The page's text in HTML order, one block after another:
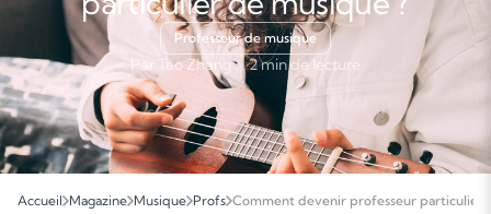
Professeur de musique
Par Tao Zhang · 2 min de lecture
Accueil Magazine Musique Profs Comment devenir professeur particulier